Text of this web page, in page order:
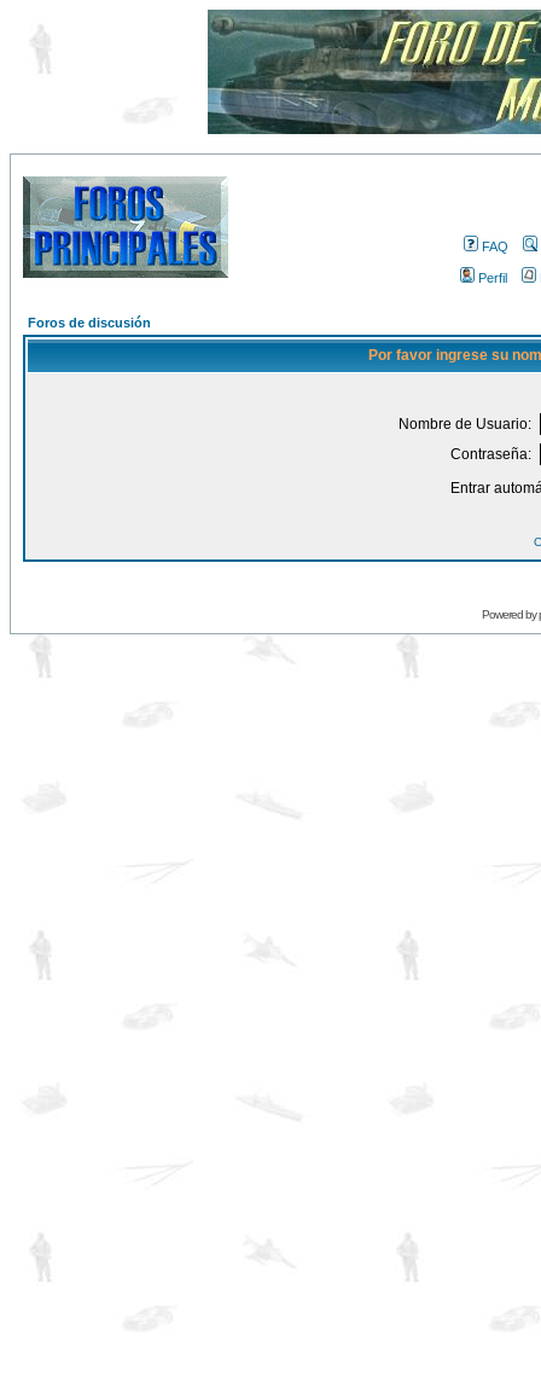
FAQ
Perfil
Foros de discusión
Por favor ingrese su
Nombre de Usuario:
Contraseña:
Entrar
Powered by